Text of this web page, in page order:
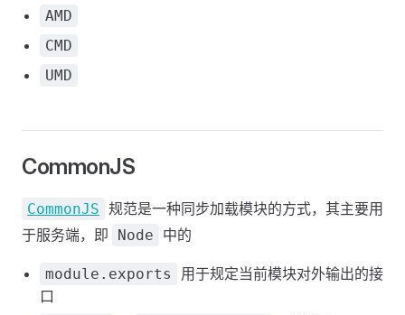
AMD
CMD
UMD
CommonJS
CommonJS 规范是一种同步加载模块的方式，其主要用
于服务端，即
Node 中的
module.exports
用于规定当前模块对外输出的接
口